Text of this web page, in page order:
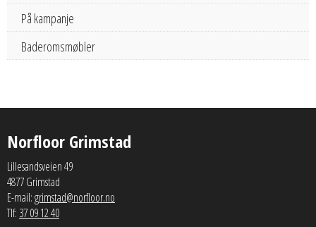
På kampanje
Baderomsmøbler
Norfloor Grimstad
Lillesandsveien 49
4877 Grimstad
E-mail:grimstad@norfloor.no
Tlf: 37 09 12 40